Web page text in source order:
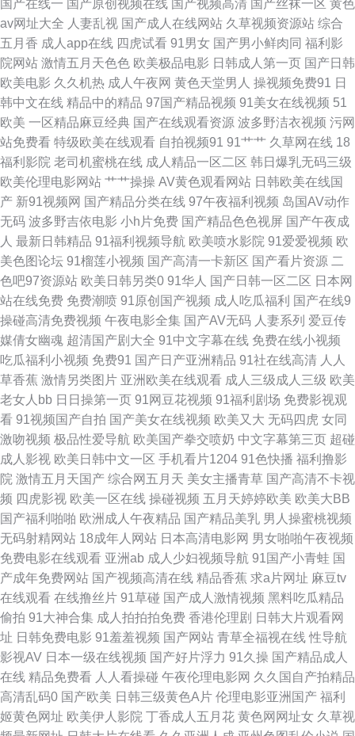
看完整版动漫 日本一级淫片a免费播 wwww五月 欧美日韩中文 AV国产做爱
欧美日韩一区二区不 最近更新中文字幕大全 久久这里有精品 人人澡亚洲精
品在线 91熟女免费视频 欧美激情一区二区三 91com尤物 欧美人做人爱a全
程 日韩免费在线电影 陈飞宇庄达菲情侣写真 欧美日韩国产精品老师黑丝 亚
洲欧美字幕一区在线 超碰大神 另类h成人在线 网黄是什么意思 91星空 韩日
av电影网站 日本无码电源 91高清视频在线 黄色免费视频网站 日韩在线aⅴ视
频 综合国产日韩欧美视频 国产一视频在线观看 日本高清精品一卡二卡 一二
三产品特点 豆花在线免费 美女巨乳被后入 五月天激情中文网 99操97 好妈妈
1中文2019在线观看 日韩亚洲欧美中文三级 7723日本电影免费观看完整版
国产午夜福利片 人妻tv 亚洲自偷自拍另类 俄罗斯金发尤物 女人扒下裤 亚洲
精品国产国语 草草福利视频网站 久久九九久精品国产尤物 涩涩色中文综合
亚洲 最新五月丁香网 国产精品专区第102 青草成人网站 一区绯色 个男人扒
开腿猛戳 欧美a级片 先锋影音在线资源站 俺去也激情文学 久久草com 涩涩
在线观看免费视频 91社精品无码 好湿好大好 日韩欧美八 综合激情五月 国产
欧美v 欧美性交另尖 亚洲人成在线影院 成人伊人伊 美女诱惑91 五月天色频
欧洲色视频 亚洲一本道在线 国产69精品亚洲 欧美乱码 亚洲免费视频网 天天
播播 97乱伦 精品99一区不卡 三级网站久久精品 91清清视频 国产资源在线
观看 日本有码国产欧美视频 综合视频在线不卡 四虎音影 AV网站网址 九色精
国产在线一 国产原创视频在线 国产视频高清 国产丝袜一区 黄色
av网址大全 人妻乱视 国产成人在线网站 久草视频资源站 综合
五月香 成人app在线 四虎试看 91男女 国产男小鲜肉同 福利影
院网站 激情五月天色色 欧美极品电影 日韩成人第一页 国产日韩
欧美电影 久久机热 成人午夜网 黄色天堂男人 操视频免费91 日
韩中文在线 精品中的精品 97国产精品视频 91美女在线视频 51
欧美 一区精品麻豆经典 国产在线观看资源 波多野洁衣视频 污网
站免费看 特级欧美在线观看 自拍视频91 91艹艹 久草网在线 18
福利影院 老司机蜜桃在线 成人精品一区二区 韩日爆乳无码三级
欧美伦理电影网站 艹艹操操 AV黄色观看网站 日韩欧美在线国
产 新91视频网 国产精品分类在线 97午夜福利视频 岛国AV动作
无码 波多野吉依电影 小h片免费 国产精品色色视屏 国产午夜成
人 最新日韩精品 91福利视频导航 欧美喷水影院 91爱爱视频 欧
美色图论坛 91榴莲小视频 国产高清一卡新区 国产看片资源 二
色吧97资源站 欧美日韩另类0 91华人 国产日韩一区二区 日本网
站在线免费 免费潮喷 91原创国产视频 成人吃瓜福利 国产在线9
操碰高清免费视频 午夜电影全集 国产AV无码 人妻系列 爱豆传
媒倩女幽魂 超清国产剧大全 91中文字幕在线 免费在线小视频
吃瓜福利小视频 免费91 国产日产亚洲精品 91社在线高清 人人
草香蕉 激情另类图片 亚洲欧美在线观看 成人三级成人三级 欧美
老女人bb 日日操第一页 91网豆花视频 91福利剧场 免费影视观
看 91视频国产自拍 国产美女在线视频 欧美又大 无码四虎 女同
激吻视频 极品性爱导航 欧美国产拳交喷奶 中文字幕第三页 超碰
成人影视 欧美日韩中文一区 手机看片1204 91色快播 福利撸影
院 激情五月天国产 综合网五月天 美女主播青草 国产高清不卡视
频 四虎影视 欧美一区在线 操碰视频 五月天婷婷欧美 欧美大BB
国产福利啪啪 欧洲成人午夜精品 国产精品美乳 男人操蜜桃视频
无码射精网站 18成年人网站 日本高清电影网 男女啪啪午夜视频
免费电影在线观看 亚洲ab 成人少妇视频导航 91国产小青蛙 国
产成年免费网站 国产视频高清在线 精品香蕉 求a片网址 麻豆tv
在线观看 在线撸丝片 91草碰 国产成人激情视频 黑料吃瓜精品
偷拍 91大神合集 成人拍拍拍免费 香港伦理剧 日韩大片观看网
址 日韩免费电影 91羞羞视频 国产网站 青草全福视在线 性导航
影视AV 日本一级在线视频 国产好片浮力 91久操 国产精品成人
在线 精品免费看 人人看操碰 午夜伦理电影网 久久国自产拍精品
高清乱码0 国产欧美 日韩三级黄色A片 伦理电影亚洲国产 福利
姬黄色网址 欧美伊人影院 丁香成人五月花 黄色网网址女 久草视